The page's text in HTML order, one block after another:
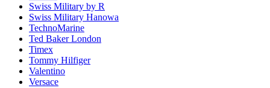
Swiss Military by R
Swiss Military Hanowa
TechnoMarine
Ted Baker London
Timex
Tommy Hilfiger
Valentino
Versace